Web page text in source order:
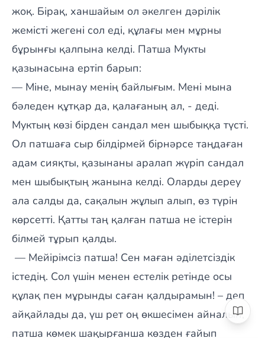
жоқ. Бірақ, ханшайым ол әкелген дәрілік
жемісті жегені сол еді, құлағы мен мұрны
бұрынғы қалпына келді. Патша Мукты
қазынасына ертіп барып:
— Міне, мынау менің байлығым. Мені мына
бәледен құтқар да, қалағаның ал, - деді.
Муктың көзі бірден сандал мен шыбыққа түсті.
Ол патшаға сыр білдірмей бірнәрсе таңдаған
адам сияқты, қазынаны аралап жүріп сандал
мен шыбықтың жанына келді. Оларды дереу
ала салды да, сақалын жұлып алып, өз түрін
көрсетті. Қатты таң қалған патша не істерін
білмей тұрып қалды.
— Мейірімсіз патша! Сен маған әділетсіздік
істедің. Сол үшін менен естелік ретінде осы
құлақ пен мұрынды саған қалдырамын! – деп
айқайлады да, үш рет оң өкшесімен айналып,
патша көмек шақырғанша көзден ғайып